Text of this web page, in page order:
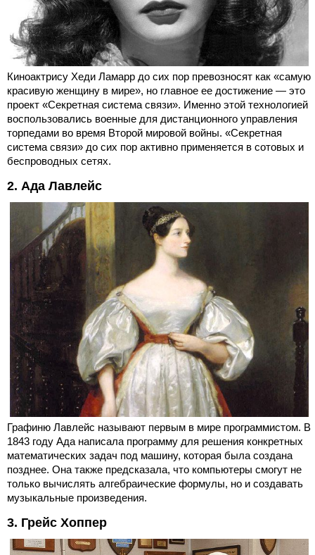
Киноактрису Хеди Ламарр до сих пор превозносят как «самую
красивую женщину в мире», но главное ее достижение — это
проект «Секретная система связи». Именно этой технологией
воспользовались военные для дистанционного управления
торпедами во время Второй мировой войны. «Секретная
система связи» до сих пор активно применяется в сотовых и
беспроводных сетях.
2. Ада Лавлейс
Графиню Лавлейс называют первым в мире программистом. В
1843 году Ада написала программу для решения конкретных
математических задач под машину, которая была создана
позднее. Она также предсказала, что компьютеры смогут не
только вычислять алгебраические формулы, но и создавать
музыкальные произведения.
3. Грейс Хоппер